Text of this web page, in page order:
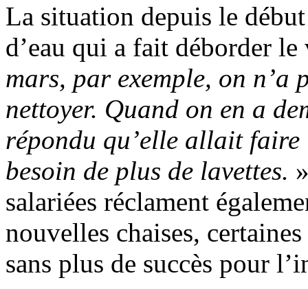
La situation depuis le
d’eau qui a fait déborder
mars, par exemple, on n’a
nettoyer. Quand on en a
répondu qu’elle allait
besoin de plus de lavettes.
salariées réclament
nouvelles chaises,
sans plus de succès pour